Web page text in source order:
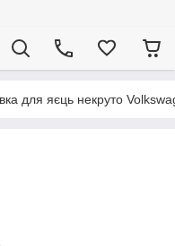
для яєць некруто